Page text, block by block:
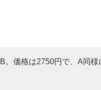
。価格は2750円で、A同